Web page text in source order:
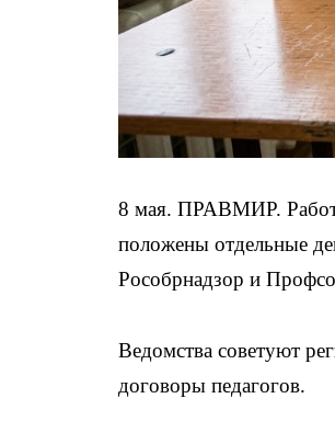
8 мая. ПРАВМИР.
положены отдельные
Рособрнадзор и
Ведомства советуют
договоры педагогов.